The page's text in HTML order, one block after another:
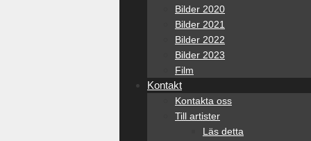
Bilder 2020
Bilder 2021
Bilder 2022
Bilder 2023
Film
Kontakt
Kontakta oss
Till artister
Läs detta